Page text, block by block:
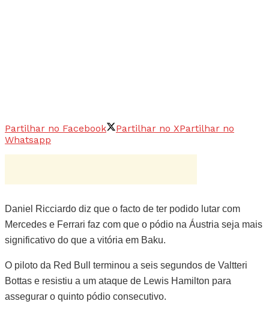
Partilhar no Facebook Partilhar no XPartilhar no
Whatsapp
Daniel Ricciardo diz que o facto de ter podido lutar com
Mercedes e Ferrari faz com que o pódio na Áustria seja mais
significativo do que a vitória em Baku.
O piloto da Red Bull terminou a seis segundos de Valtteri
Bottas e resistiu a um ataque de Lewis Hamilton para
assegurar o quinto pódio consecutivo.